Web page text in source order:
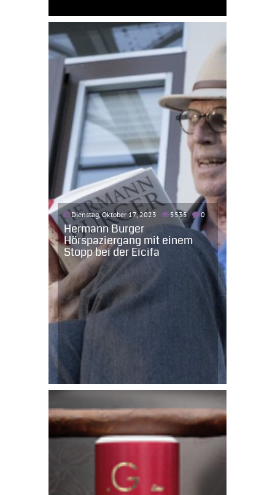
Dienstag, Oktober 17, 2023 5535 0
Hermann Burger
Hörspaziergang mit einem
Stopp bei der Eicifa